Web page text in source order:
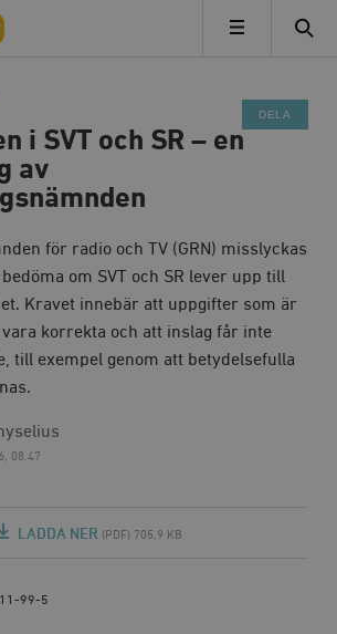
MENY
i SVT och SR – en
av
för radio och TV (GRN) misslyckas
om SVT och SR lever upp till
Kravet innebär att uppgifter som är
vara korrekta och att inslag får inte
till exempel genom att betydelsefulla
08.47
LADDA NER (PDF) 705,9 KB
99-5
DELA